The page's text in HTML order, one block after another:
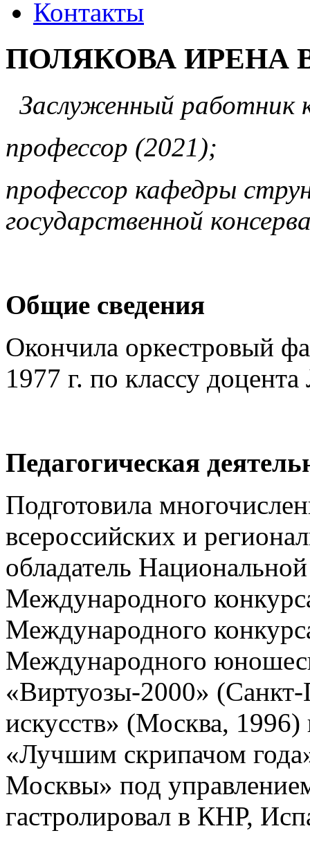
Контакты
ПОЛЯКОВА ИРЕНА
Заслуженный работник
профессор (2021);
профессор кафедры
государственной
Общие сведения
Окончила оркестровый
1977 г. по классу
Педагогическая
Подготовила
всероссийских и
обладатель
Международного
Международного
Международного
«Виртуозы-2000»
искусств» (Москва, 1996)
«Лучшим скрипачом
Москвы» под
гастролировал в КНР,